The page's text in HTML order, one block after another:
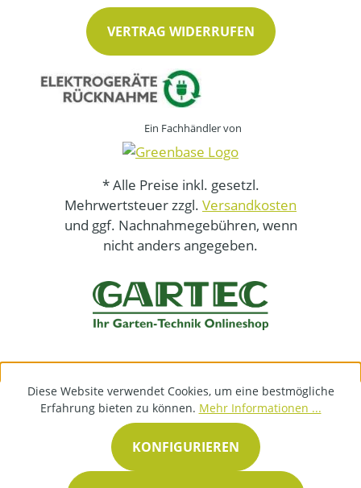
VERTRAG WIDERRUFEN
Ein Fachhändler von
* Alle Preise inkl. gesetzl.
Mehrwertsteuer zzgl. Versandkosten
und ggf. Nachnahmegebühren, wenn
nicht anders angegeben.
Diese Website verwendet Cookies, um eine bestmögliche
Erfahrung bieten zu können. Mehr Informationen ...
KONFIGURIEREN